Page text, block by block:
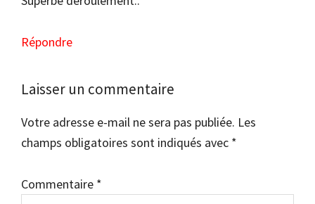
Répondre
Laisser un commentaire
Votre adresse e-mail ne sera pas publiée. Les
champs obligatoires sont indiqués avec *
Commentaire *